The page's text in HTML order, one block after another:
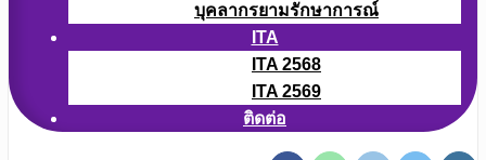
บุคลากรยามรักษาการณ์
ITA
ITA 2568
ITA 2569
ติดต่อ